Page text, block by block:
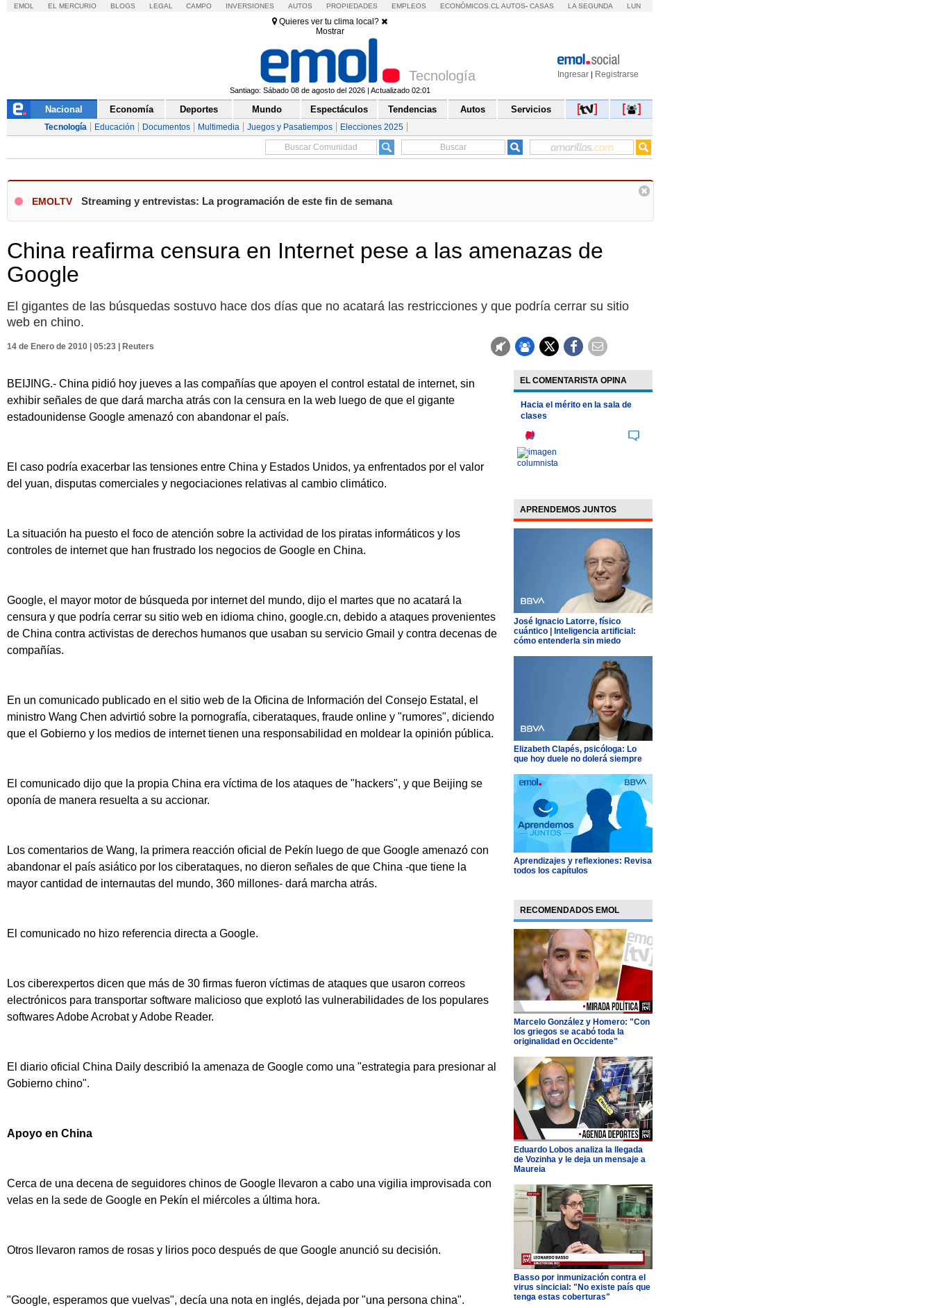
EMOL EL MERCURIO BLOGS LEGAL CAMPO INVERSIONES AUTOS PROPIEDADES EMPLEOS ECONÓMICOS.CL AUTOS- CASAS LA SEGUNDA LUN
Quieres ver tu clima local?
Mostrar
Ingresar | Registrarse
Tecnología
Santiago: Sábado 08 de agosto del 2026 | Actualizado 02:01
Nacional Economía Deportes Mundo Espectáculos Tendencias Autos Servicios
Tecnología Educación Documentos Multimedia Juegos y Pasatiempos Elecciones 2025
EMOLTV Streaming y entrevistas: La programación de este fin de semana
China reafirma censura en Internet pese a las amenazas de
Google
El gigantes de las búsquedas sostuvo hace dos días que no acatará las restricciones y que podría cerrar su sitio
web en chino.
14 de Enero de 2010 | 05:23 | Reuters
BEIJING.- China pidió hoy jueves a las compañías que apoyen el control estatal de internet, sin
exhibir señales de que dará marcha atrás con la censura en la web luego de que el gigante
estadounidense Google amenazó con abandonar el país.
El caso podría exacerbar las tensiones entre China y Estados Unidos, ya enfrentados por el valor
del yuan, disputas comerciales y negociaciones relativas al cambio climático.
La situación ha puesto el foco de atención sobre la actividad de los piratas informáticos y los
controles de internet que han frustrado los negocios de Google en China.
Google, el mayor motor de búsqueda por internet del mundo, dijo el martes que no acatará la
censura y que podría cerrar su sitio web en idioma chino, google.cn, debido a ataques provenientes
de China contra activistas de derechos humanos que usaban su servicio Gmail y contra decenas de
compañías.
En un comunicado publicado en el sitio web de la Oficina de Información del Consejo Estatal, el
ministro Wang Chen advirtió sobre la pornografía, ciberataques, fraude online y "rumores", diciendo
que el Gobierno y los medios de internet tienen una responsabilidad en moldear la opinión pública.
El comunicado dijo que la propia China era víctima de los ataques de "hackers", y que Beijing se
oponía de manera resuelta a su accionar.
Los comentarios de Wang, la primera reacción oficial de Pekín luego de que Google amenazó con
abandonar el país asiático por los ciberataques, no dieron señales de que China -que tiene la
mayor cantidad de internautas del mundo, 360 millones- dará marcha atrás.
El comunicado no hizo referencia directa a Google.
Los ciberexpertos dicen que más de 30 firmas fueron víctimas de ataques que usaron correos
electrónicos para transportar software malicioso que explotó las vulnerabilidades de los populares
softwares Adobe Acrobat y Adobe Reader.
El diario oficial China Daily describió la amenaza de Google como una "estrategia para presionar al
Gobierno chino".
Apoyo en China
Cerca de una decena de seguidores chinos de Google llevaron a cabo una vigilia improvisada con
velas en la sede de Google en Pekín el miércoles a última hora.
Otros llevaron ramos de rosas y lirios poco después de que Google anunció su decisión.
"Google, esperamos que vuelvas", decía una nota en inglés, dejada por "una persona china".
EL COMENTARISTA OPINA
Hacia el mérito en la sala de
clases
APRENDEMOS JUNTOS
José Ignacio Latorre, físico
cuántico | Inteligencia artificial:
cómo entenderla sin miedo
Elizabeth Clapés, psicóloga: Lo
que hoy duele no dolerá siempre
Aprendizajes y reflexiones: Revisa
todos los capítulos
RECOMENDADOS EMOL
Marcelo González y Homero: "Con
los griegos se acabó toda la
originalidad en Occidente"
Eduardo Lobos analiza la llegada
de Vozinha y le deja un mensaje a
Maureia
Basso por inmunización contra el
virus sincicial: "No existe país que
tenga estas coberturas"